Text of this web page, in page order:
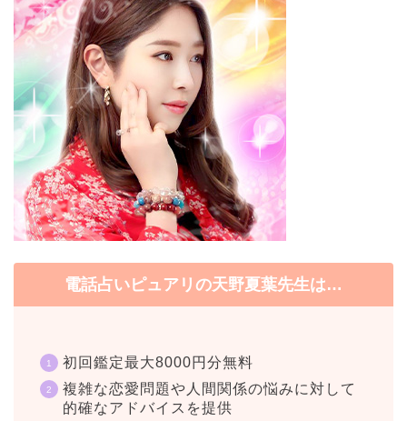
電話占いピュアリの天野夏葉先生は…
初回鑑定最大8000円分無料
複雑な恋愛問題や人間関係の悩みに対して
的確なアドバイスを提供